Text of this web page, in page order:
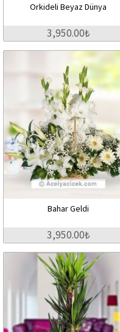
Orkideli Beyaz Dünya
3,950.00₺
Bahar Geldi
3,950.00₺